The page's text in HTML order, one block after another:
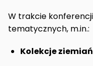
W trakcie konferencji
tematycznych, m.in.:
Kolekcje